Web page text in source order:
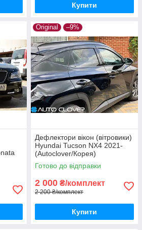
Купити
Original –9%
Дефлектори вікон (вітровики)
Hyundai Tucson NX4 2021-
(Autoclover/Корея)
Готово до відправки
2 000 ₴/комплект
2 200 ₴/комплект
Купити